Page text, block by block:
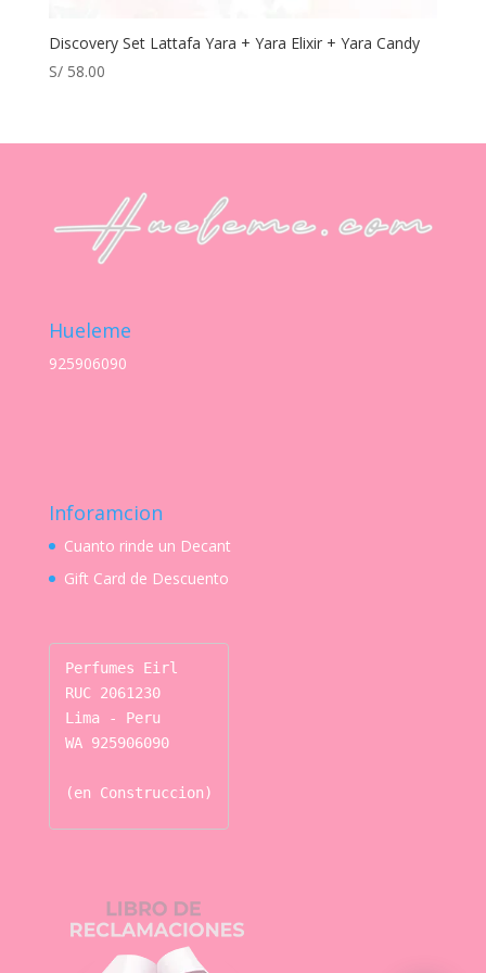
Discovery Set Lattafa Yara + Yara Elixir + Yara Candy
S/58.00
Hueleme
925906090
Inforamcion
Cuanto rinde un Decant
Gift Card de Descuento
Perfumes Eirl
RUC 2061230
Lima - Peru
WA 925906090
(en Construccion)